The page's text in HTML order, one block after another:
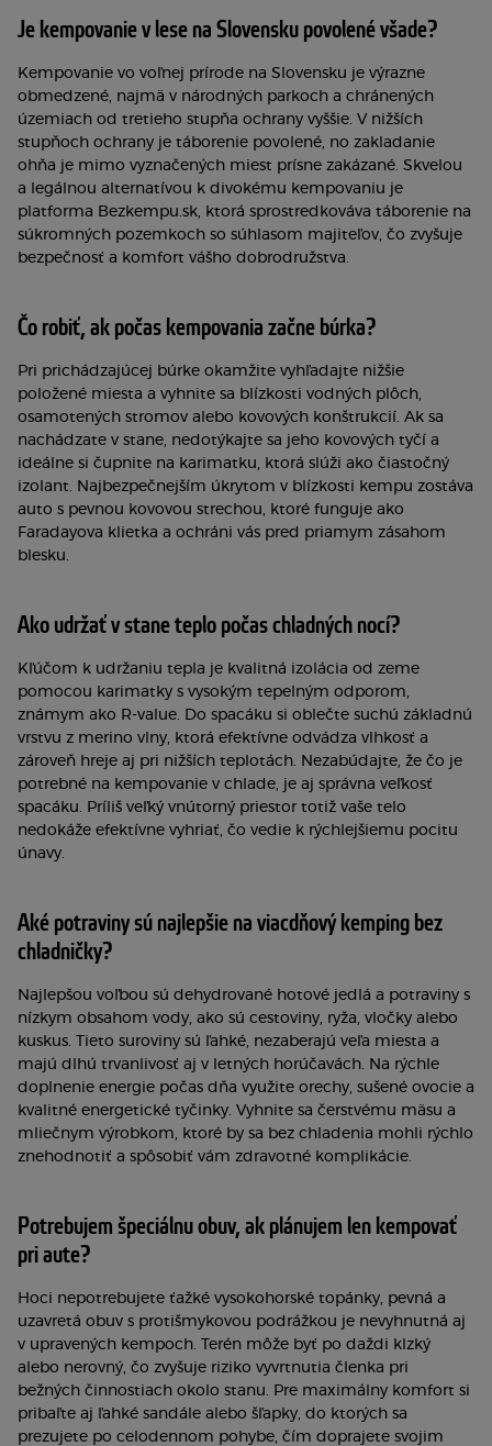
Je kempovanie v lese na Slovensku povolené všade?
Kempovanie vo voľnej prírode na Slovensku je výrazne
obmedzené, najmä v národných parkoch a chránených
územiach od tretieho stupňa ochrany vyššie. V nižších
stupňoch ochrany je táborenie povolené, no zakladanie
ohňa je mimo vyznačených miest prísne zakázané. Skvelou
a legálnou alternatívou k divokému kempovaniu je
platforma Bezkempu.sk, ktorá sprostredkováva táborenie na
súkromných pozemkoch so súhlasom majiteľov, čo zvyšuje
bezpečnosť a komfort vášho dobrodružstva.
Čo robiť, ak počas kempovania začne búrka?
Pri prichádzajúcej búrke okamžite vyhľadajte nižšie
položené miesta a vyhnite sa blízkosti vodných plôch,
osamotených stromov alebo kovových konštrukcií. Ak sa
nachádzate v stane, nedotýkajte sa jeho kovových tyčí a
ideálne si čupnite na karimatku, ktorá slúži ako čiastočný
izolant. Najbezpečnejším úkrytom v blízkosti kempu zostáva
auto s pevnou kovovou strechou, ktoré funguje ako
Faradayova klietka a ochráni vás pred priamym zásahom
blesku.
Ako udržať v stane teplo počas chladných nocí?
Kľúčom k udržaniu tepla je kvalitná izolácia od zeme
pomocou karimatky s vysokým tepelným odporom,
známym ako R-value. Do spacáku si oblečte suchú základnú
vrstvu z merino vlny, ktorá efektívne odvádza vlhkosť a
zároveň hreje aj pri nižších teplotách. Nezabúdajte, že čo je
potrebné na kempovanie v chlade, je aj správna veľkosť
spacáku. Príliš veľký vnútorný priestor totiž vaše telo
nedokáže efektívne vyhriať, čo vedie k rýchlejšiemu pocitu
únavy.
Aké potraviny sú najlepšie na viacdňový kemping bez
chladničky?
Najlepšou voľbou sú dehydrované hotové jedlá a potraviny s
nízkym obsahom vody, ako sú cestoviny, ryža, vločky alebo
kuskus. Tieto suroviny sú ľahké, nezaberajú veľa miesta a
majú dlhú trvanlivosť aj v letných horúčavách. Na rýchle
doplnenie energie počas dňa využite orechy, sušené ovocie a
kvalitné energetické tyčinky. Vyhnite sa čerstvému mäsu a
mliečnym výrobkom, ktoré by sa bez chladenia mohli rýchlo
znehodnotiť a spôsobiť vám zdravotné komplikácie.
Potrebujem špeciálnu obuv, ak plánujem len kempovať
pri aute?
Hoci nepotrebujete ťažké vysokohorské topánky, pevná a
uzavretá obuv s protišmykovou podrážkou je nevyhnutná aj
v upravených kempoch. Terén môže byť po daždi klzký
alebo nerovný, čo zvyšuje riziko vyvrtnutia členka pri
bežných činnostiach okolo stanu. Pre maximálny komfort si
pribaľte aj ľahké sandále alebo šľapky, do ktorých sa
prezujete po celodennom pohybe, čím doprajete svojim